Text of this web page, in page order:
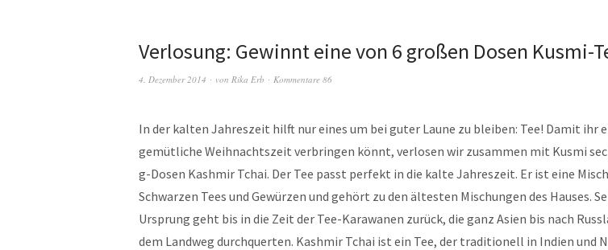
Verlosung: Gewinnt eine von 6 großen Dosen Kusmi-
4. Dezember 2014 von Rika Erb Kommentare 86
In der kalten Jahreszeit hilft nur eines um bei guter Laune zu bleiben: Tee! Damit ihr
gemütliche Weihnachtszeit verbringen könnt, verlosen wir zusammen mit Kusmi
g-Dosen Kashmir Tchai. Der Tee passt perfekt in die kalte Jahreszeit. Er ist eine
Schwarzen Tees und Gewürzen und gehört zu den ältesten Mischungen des Hauses.
Ursprung geht bis in die Zeit der Tee-Karawanen zurück, die ganz Asien bis nach
dem Landweg durchquerten. Kashmir Tchai ist ein Tee, der traditionell in Indien und